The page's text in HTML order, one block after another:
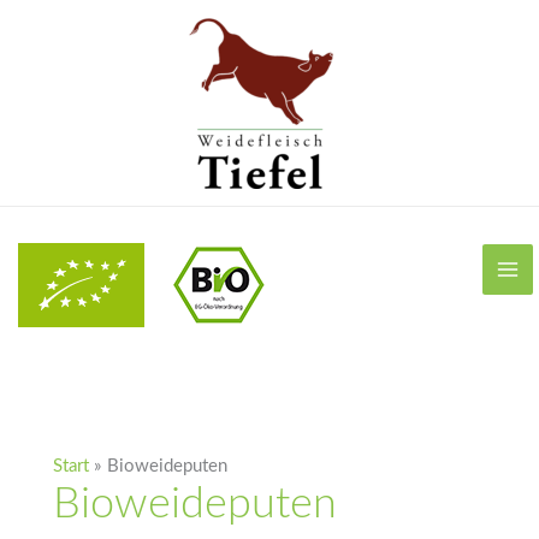
Start Bioweideputen
Bioweideputen